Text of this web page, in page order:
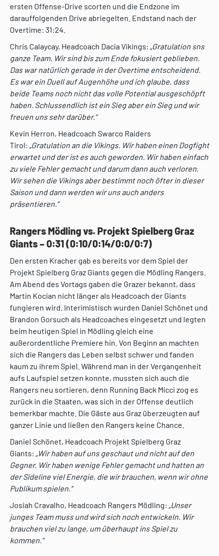
ersten Offense-Drive scorten und die Endzone im
darauffolgenden Drive abriegelten. Endstand nach der
Overtime: 31:24.
Chris Calaycay, Headcoach Dacia Vikings: „Gratulation sns
ganze Team. Wir sind bis zum Ende fokusiert geblieben.
Das war natürlich gerade in der Overtime entscheidend.
Es war ein Duell auf Augenhöhe und ich glaube, dass
beide Teams noch nicht das volle Potential ausgeschöpft
haben. Schlussendlich ist ein Sieg aber ein Sieg und wir
freuen uns sehr darüber.“
Kevin Herron, Headcoach Swarco Raiders
Tirol: „Gratulation an die Vikings. Wir haben einen Dogfight
erwartet und der ist es auch geworden. Wir haben einfach
zu viele Fehler gemacht und darum dann auch verloren.
Wir sehen die Vikings aber bestimmt noch öfter in dieser
Saison und dann werden wir uns auch anders
präsentieren.“
Rangers Mödling vs. Projekt Spielberg Graz
Giants – 0:31(0:10/0:14/0:0/0:7)
Den ersten Kracher gab es bereits vor dem Spiel der
Projekt Spielberg Graz Giants gegen die Mödling Rangers.
Am Abend des Vortags gaben die Grazer bekannt, dass
Martin Kocian nicht länger als Headcoach der Giants
fungieren wird. Interimistisch wurden Daniel Schönet und
Brandon Gorsuch als Headcoaches eingesetzt und legten
beim heutigen Spiel in Mödling gleich eine
außerordentliche Premiere hin. Von Beginn an machten
sich die Rangers das Leben selbst schwer und fanden
kaum zu ihrem Spiel. Während man in der Vergangenheit
aufs Laufspiel setzen konnte, mussten sich auch die
Rangers neu sortieren, denn Running Back Micci zog es
zurück in die Staaten, was sich in der Offense deutlich
bemerkbar machte. Die Gäste aus Graz überzeugten auf
ganzer Linie und ließen den Rangers keine Chance.
Daniel Schönet, Headcoach Projekt Spielberg Graz
Giants: „Wir haben auf uns geschaut und nicht auf den
Gegner. Wir haben wenige Fehler gemacht und hatten an
der Sideline viel Energie, die wir brauchen, wenn wir ohne
Publikum spielen.“
Josiah Cravalho, Headcoach Rangers Mödling: „Unser
junges Team muss und wird sich noch entwickeln. Wir
brauchen viel zu lange, um überhaupt ins Spiel zu
kommen.“